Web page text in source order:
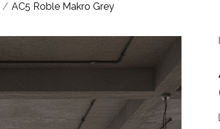
AC5 Roble Makro Grey